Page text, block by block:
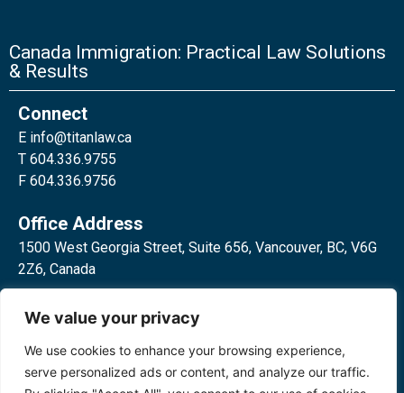
We value your privacy
We use cookies to enhance your browsing experience,
serve personalized ads or content, and analyze our traffic.
Canada Immigration: Practical Law Solutions
& Results
Connect
E info@titanlaw.ca
T 604.336.9755
F 604.336.9756
Office Address
1500 West Georgia Street, Suite 656, Vancouver, BC, V6G
2Z6, Canada
Toronto, ON, M4W 3E2, Canada